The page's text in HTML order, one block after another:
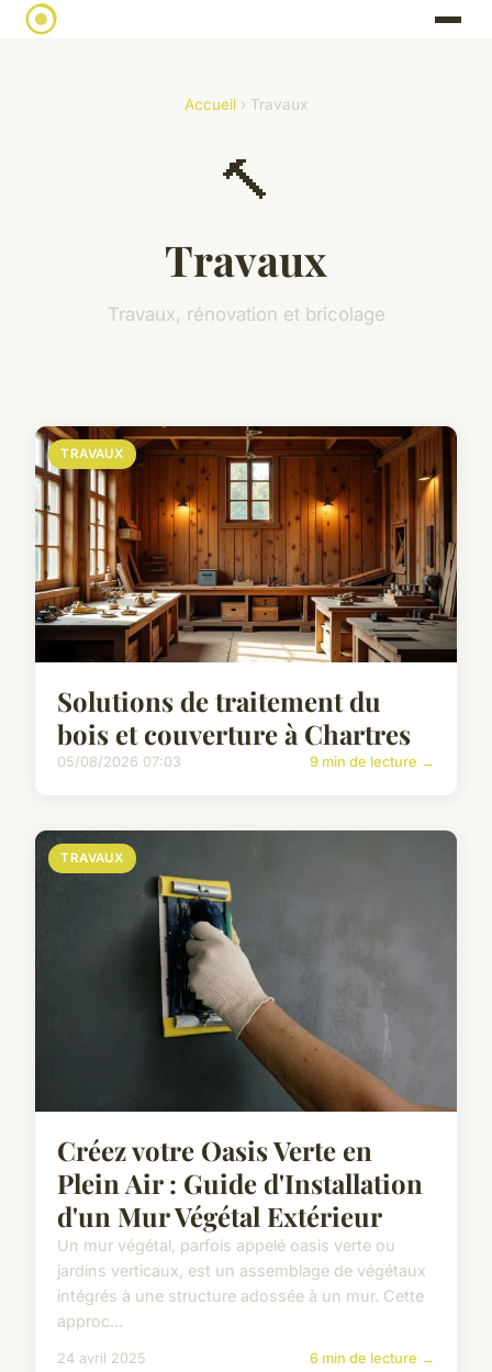
Accueil › Travaux
🔨
Travaux
Travaux, rénovation et bricolage
TRAVAUX
Solutions de traitement du
bois et couverture à Chartres
05/08/2026 07:03 9 min de lecture →
TRAVAUX
Créez votre Oasis Verte en
Plein Air : Guide d'Installation
d'un Mur Végétal Extérieur
Un mur végétal, parfois appelé oasis verte ou
jardins verticaux, est un assemblage de végétaux
intégrés à une structure adossée à un mur. Cette
approc...
24 avril 2025 6 min de lecture →